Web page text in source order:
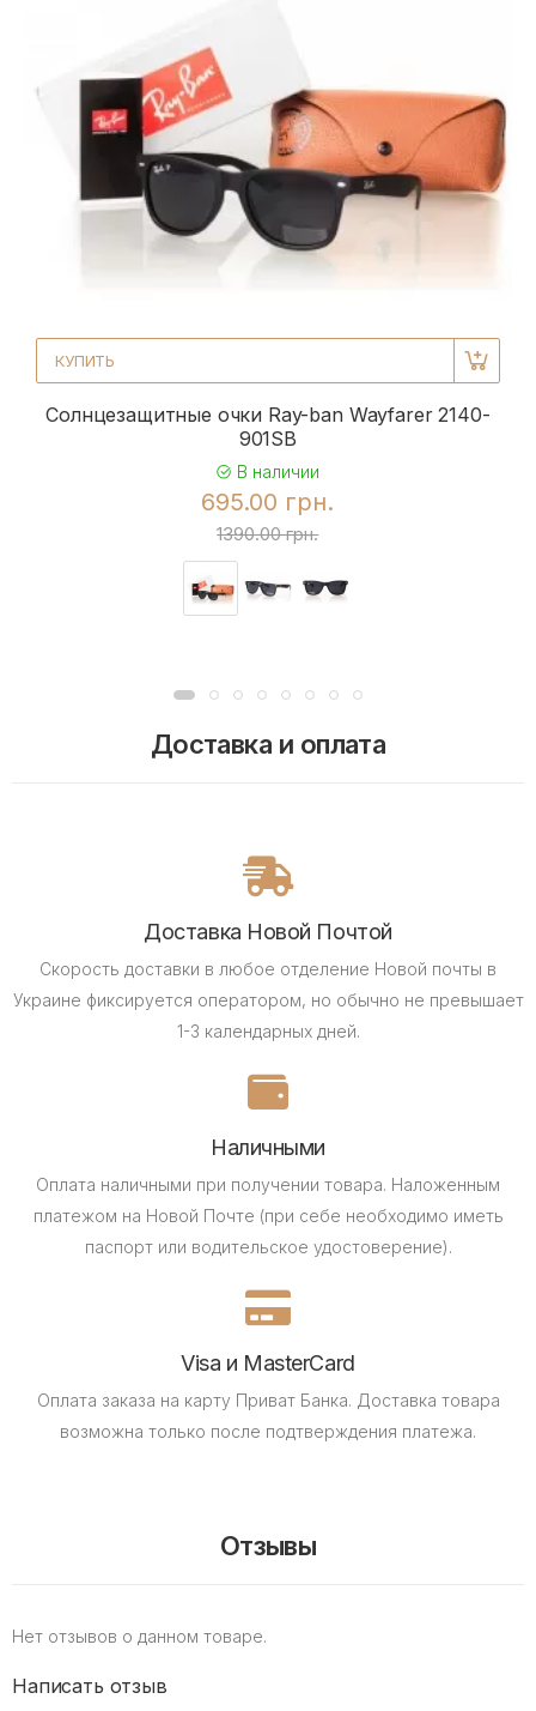
КУПИТЬ
Солнцезащитные очки Ray-ban Wayfarer 2140-
901SB
В наличии
695.00 грн.
1390.00 грн.
Доставка и оплата
Доставка Новой Почтой
Скорость доставки в любое отделение Новой почты в
Украине фиксируется оператором, но обычно не превышает
1-3 календарных дней.
Наличными
Оплата наличными при получении товара. Наложенным
платежом на Новой Почте (при себе необходимо иметь
паспорт или водительское удостоверение).
Visa и MasterCard
Оплата заказа на карту Приват Банка. Доставка товара
возможна только после подтверждения платежа.
Отзывы
Нет отзывов о данном товаре.
Написать отзыв